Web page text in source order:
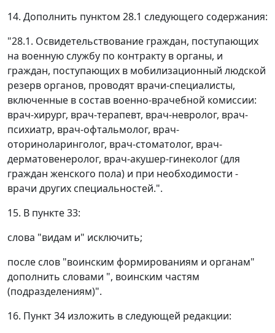
14. Дополнить пунктом 28.1 следующего содержания:
"28.1. Освидетельствование граждан, поступающих
на военную службу по контракту в органы, и
граждан, поступающих в мобилизационный людской
резерв органов, проводят врачи-специалисты,
включенные в состав военно-врачебной комиссии:
врач-хирург, врач-терапевт, врач-невролог, врач-
психиатр, врач-офтальмолог, врач-
оториноларинголог, врач-стоматолог, врач-
дерматовенеролог, врач-акушер-гинеколог (для
граждан женского пола) и при необходимости -
врачи других специальностей.".
15. В пункте 33:
слова "видам и" исключить;
после слов "воинским формированиям и органам"
дополнить словами ", воинским частям
(подразделениям)".
16. Пункт 34 изложить в следующей редакции: